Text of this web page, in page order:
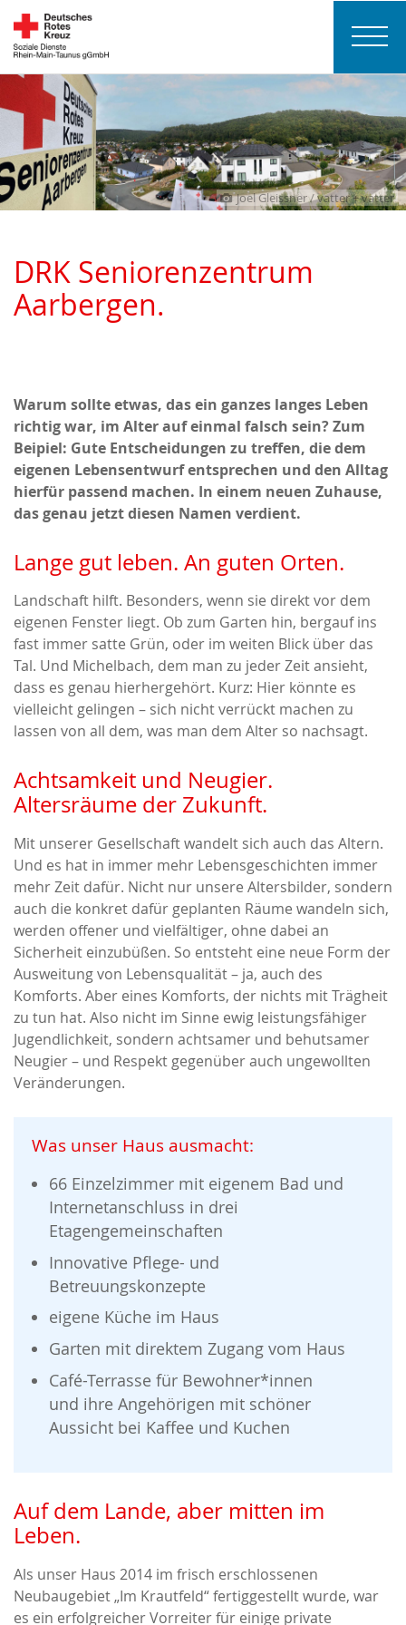
Joel Gleissner / vatter + vatter
DRK Seniorenzentrum
Aarbergen.
Warum sollte etwas, das ein ganzes langes Leben
richtig war, im Alter auf einmal falsch sein? Zum
Beipiel: Gute Entscheidungen zu treffen, die dem
eigenen Lebensentwurf entsprechen und den Alltag
hierfür passend machen. In einem neuen Zuhause,
das genau jetzt diesen Namen verdient.
Lange gut leben. An guten Orten.
Landschaft hilft. Besonders, wenn sie direkt vor dem
eigenen Fenster liegt. Ob zum Garten hin, bergauf ins
fast immer satte Grün, oder im weiten Blick über das
Tal. Und Michelbach, dem man zu jeder Zeit ansieht,
dass es genau hierhergehört. Kurz: Hier könnte es
vielleicht gelingen – sich nicht verrückt machen zu
lassen von all dem, was man dem Alter so nachsagt.
Achtsamkeit und Neugier.
Altersräume der Zukunft.
Mit unserer Gesellschaft wandelt sich auch das Altern.
Und es hat in immer mehr Lebensgeschichten immer
mehr Zeit dafür. Nicht nur unsere Altersbilder, sondern
auch die konkret dafür geplanten Räume wandeln sich,
werden offener und vielfältiger, ohne dabei an
Sicherheit einzubüßen. So entsteht eine neue Form der
Ausweitung von Lebensqualität – ja, auch des
Komforts. Aber eines Komforts, der nichts mit Trägheit
zu tun hat. Also nicht im Sinne ewig leistungsfähiger
Jugendlichkeit, sondern achtsamer und behutsamer
Neugier – und Respekt gegenüber auch ungewollten
Veränderungen.
Was unser Haus ausmacht:
66 Einzelzimmer mit eigenem Bad und
Internetanschluss in drei
Etagengemeinschaften
Innovative Pflege- und
Betreuungskonzepte
eigene Küche im Haus
Garten mit direktem Zugang vom Haus
Café-Terrasse für Bewohner*innen
und ihre Angehörigen mit schöner
Aussicht bei Kaffee und Kuchen
Auf dem Lande, aber mitten im
Leben.
Als unser Haus 2014 im frisch erschlossenen
Neubaugebiet „Im Krautfeld“ fertiggestellt wurde, war
es ein erfolgreicher Vorreiter für einige private